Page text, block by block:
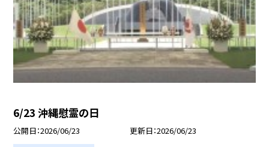
6/23 沖縄慰霊の日
公開日 2026/06/23 更新日 2026/06/23